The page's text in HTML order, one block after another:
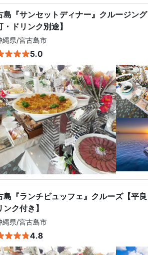
島『サンセットディナー』クルージン
・ドリンク別途】
縄県/宮古島市
5.0
島『ランチビュッフェ』クルーズ【平
ンク付き】
縄県/宮古島市
4.8